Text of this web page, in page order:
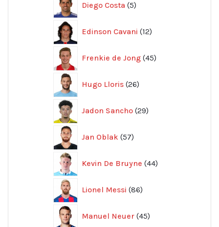
Diego Costa 5
produkter
Edinson Cavani 12
produkter
Frenkie de Jong 45
produkter
Hugo Lloris 26
produkter
Jadon Sancho 29
produkter
Jan Oblak 57
produkter
Kevin De Bruyne 44
produkter
Lionel Messi 86
produkter
Manuel Neuer 45
produkter